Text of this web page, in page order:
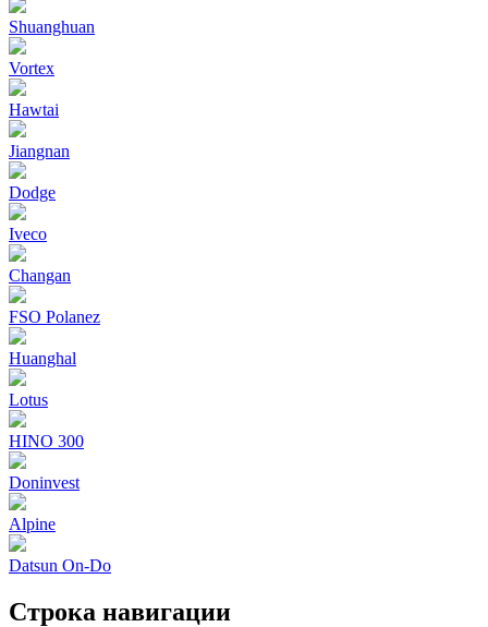
Shuanghuan
Vortex
Hawtai
Jiangnan
Dodge
Iveco
Changan
FSO Polanez
Huanghal
Lotus
HINO 300
Doninvest
Alpine
Datsun On-Do
Строка навигации